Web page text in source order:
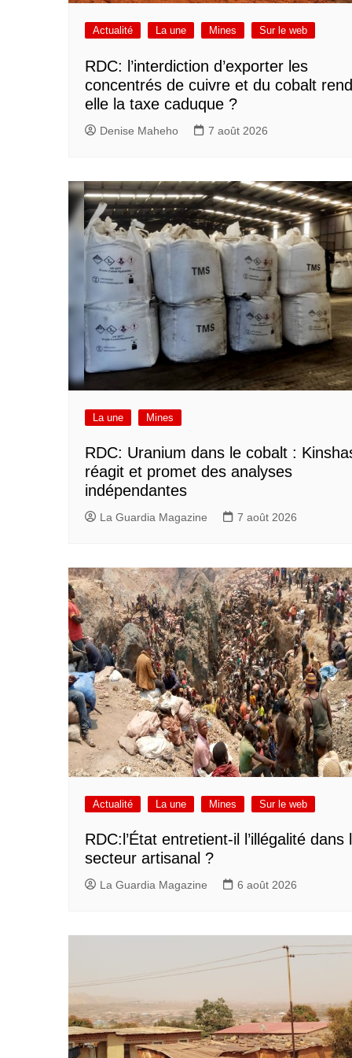
Actualité La une Mines Sur le web
RDC: l’interdiction d’exporter les
concentrés de cuivre et du cobalt
elle la taxe caduque ?
Denise Maheho 7 août 2026
La une Mines
RDC: Uranium dans le cobalt :
réagit et promet des analyses
indépendantes
La Guardia Magazine 7 août 2026
Actualité La une Mines Sur le web
RDC:l’État entretient-il l’illégalité dans
secteur artisanal ?
La Guardia Magazine 6 août 2026